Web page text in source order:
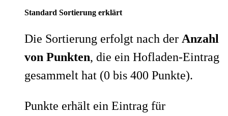
Standard Sortierung erklärt
Die Sortierung erfolgt nach der Anzahl
von Punkten, die ein Hofladen-Eintrag
gesammelt hat (0 bis 400 Punkte).
Punkte erhält ein Eintrag für